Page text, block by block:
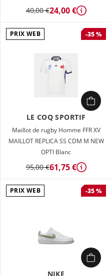
40,00 €24,00 € Détails
PRIX WEB -35 %
LE COQ SPORTIF
Maillot de rugby Homme FFR XV
MAILLOT REPLICA SS CDM M NEW
OPTI Blanc
95,00 €61,75 € Détails
PRIX WEB -35 %
NIKE